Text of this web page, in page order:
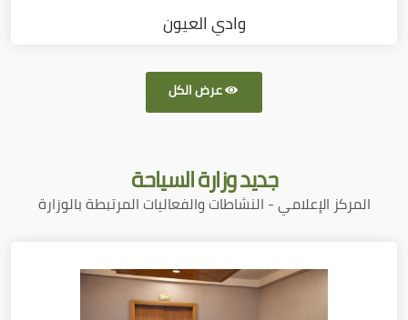
وادي العيون
عرض الكل
جديدوزارة السياحة
المركز الإعلامي - النشاطات والفعاليات المرتبطة بالوزارة